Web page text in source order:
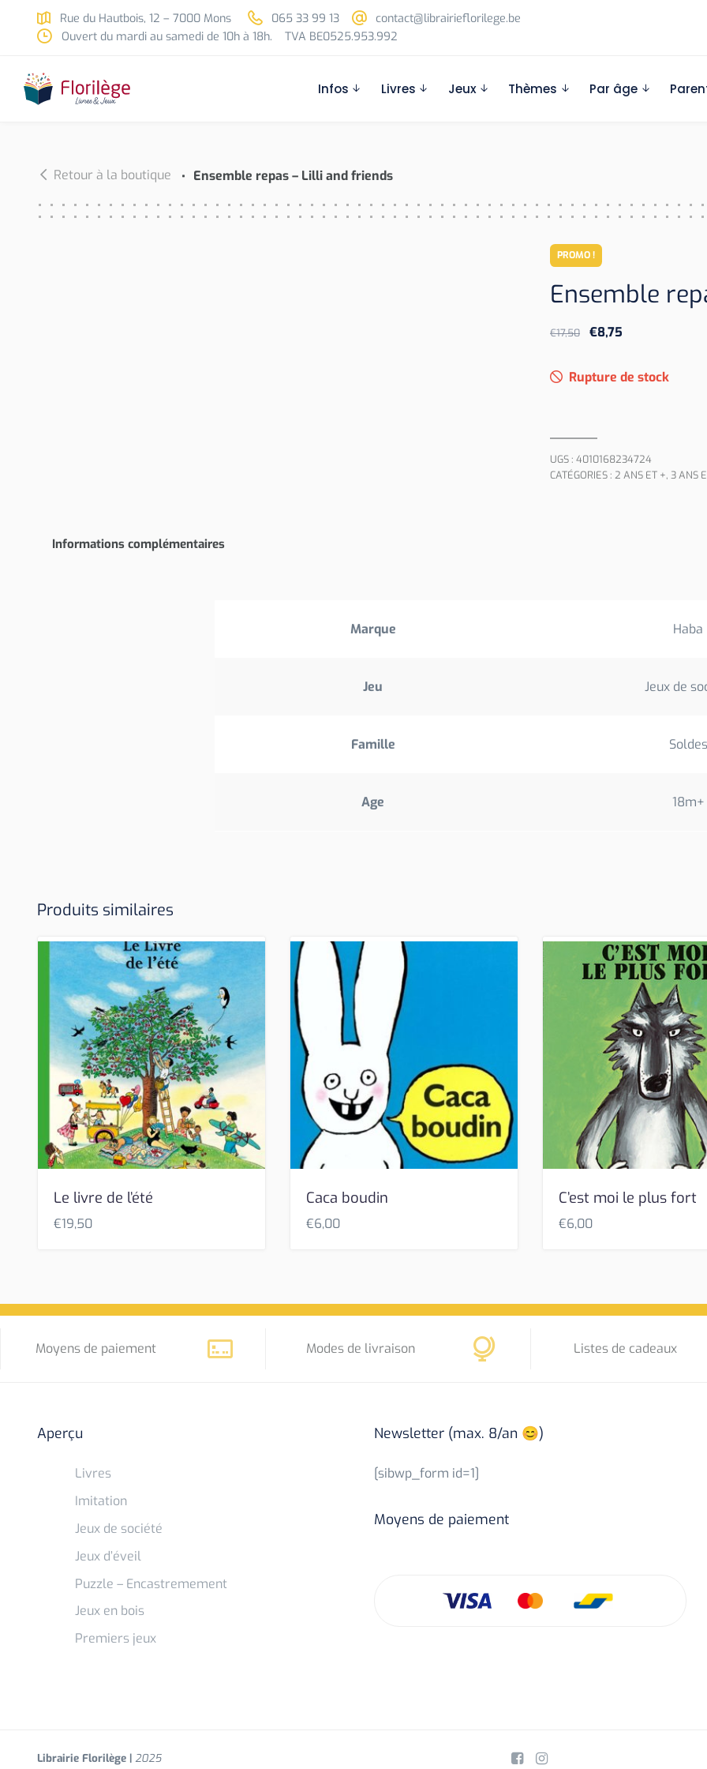
Skip to main content
Rue du Hautbois, 12 – 7000 Mons 065 33 99 13
contact@librairieflorilege.be
Ouvert du mardi au samedi de 10h à 18h.
TVA BE0525.953.992
Infos Livres Jeux Thèmes Par âge
Retour à la boutique Ensemble repas – Lilli and friends
PROMO !
Ensemble
€17,50
Le
initial
€8,75
actuel
Rupture de stock
UGS : 4010168234724
CATÉGORIES : 2 ANS ET +, 3 ANS
Informations complémentaires
Marque Haba
Jeu Jeux de
Famille Soldes
Age 18m+
Produits similaires
Le livre de l’été
€19,50
Caca boudin
€6,00
C’est moi le plus fort
€6,00
Moyens de paiement Modes de livraison Listes de cadeaux
Aperçu
Livres
Imitation
Jeux de société
Jeux d’éveil
Puzzle – Encastremement
Jeux en bois
Premiers jeux
Newsletter (max. 8/an 😊)
[sibwp_form id=1]
Moyens de paiement
Librairie Florilège | 2025